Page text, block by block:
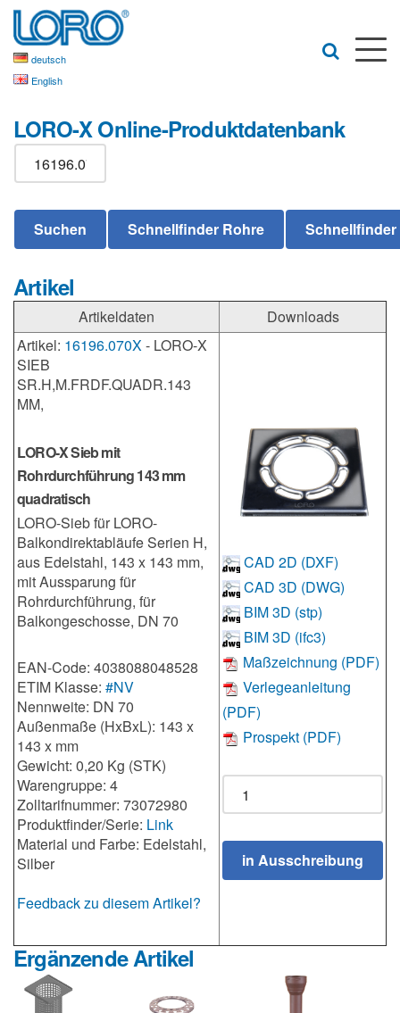
deutsch
English
LORO-X Online-Produktdatenbank
Artikel
Artikeldaten
Downloads
Artikel: 16196.070X- LORO-X
SIEB
SR.H,M.FRDF.QUADR.143
MM,
LORO-X Sieb mit
Rohrdurchführung 143 mm
quadratisch
LORO-Sieb für LORO-
Balkondirektabläufe Serien H,
aus Edelstahl, 143 x 143 mm,
mit Aussparung für
Rohrdurchführung, für
Balkongeschosse, DN 70
EAN-Code: 4038088048528
ETIM Klasse: #NV
Nennweite: DN 70
Außenmaße (HxBxL): 143 x
143 x mm
Gewicht: 0,20 Kg (STK)
Warengruppe: 4
Zolltarifnummer: 73072980
Produktfinder/Serie: Link
Material und Farbe: Edelstahl,
Silber
Feedback zu diesem Artikel?
CAD 2D (DXF)
CAD 3D (DWG)
BIM 3D (stp)
BIM 3D (ifc3)
Maßzeichnung (PDF)
Verlegeanleitung
(PDF)
Prospekt (PDF)
Ergänzende Artikel